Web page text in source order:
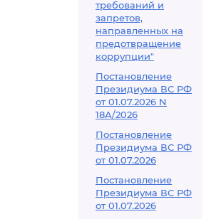
требований и
запретов,
направленных на
предотвращение
коррупции"
Постановление
Президиума ВС РФ
от 01.07.2026 N
18А/2026
Постановление
Президиума ВС РФ
от 01.07.2026
Постановление
Президиума ВС РФ
от 01.07.2026